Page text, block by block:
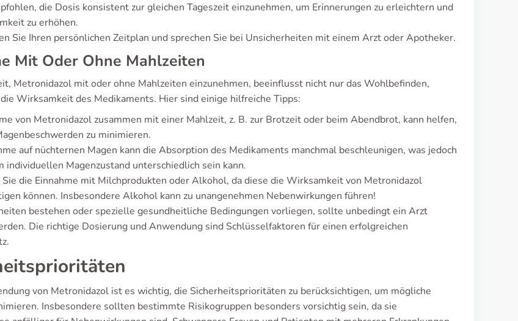
die Dosis konsistent zur gleichen Tageszeit einzunehmen, um Erinnerungen zu erleichtern und
zu erhöhen.
Sie Ihren persönlichen Zeitplan und sprechen Sie bei Unsicherheiten mit einem Arzt oder Apotheker.
Mit Oder Ohne Mahlzeiten
Metronidazol mit oder ohne Mahlzeiten einzunehmen, beeinflusst nicht nur das Wohlbefinden,
Wirksamkeit des Medikaments. Hier sind einige hilfreiche Tipps:
von Metronidazol zusammen mit einer Mahlzeit, z. B. zur Brotzeit oder beim Abendbrot, kann helfen,
zu minimieren.
auf nüchternen Magen kann die Absorption des Medikaments manchmal beschleunigen, was jedoch
individuellen Magenzustand unterschiedlich sein kann.
die Einnahme mit Milchprodukten oder Alkohol, da diese die Wirksamkeit von Metronidazol
können. Insbesondere Alkohol kann zu unangenehmen Nebenwirkungen führen!
bestehen oder spezielle gesundheitliche Bedingungen vorliegen, sollte unbedingt ein Arzt
Die richtige Dosierung und Anwendung sind Schlüsselfaktoren für einen erfolgreichen
von Metronidazol ist es wichtig, die Sicherheitsprioritäten zu berücksichtigen, um mögliche
Insbesondere sollten bestimmte Risikogruppen besonders vorsichtig sein, da sie